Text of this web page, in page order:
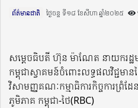
ព័ត៌មានជាតិ ថ្ងៃចន្ទ ទី១៨ ខែសីហា ឆ្នាំ២០២៥​
សម្តេចធិបតី ហ៊ុន ម៉ាណែត នាយករដ្ឋម
កម្ពុជាស្វាគមន៍ចំពោះលទ្ធផលវិជ្ជមាន
វិសាមញ្ញគណៈកម្មាធិការកិច្ចការព្រំដែន
ភូមិភាគ កម្ពុជា-ថៃ(RBC)